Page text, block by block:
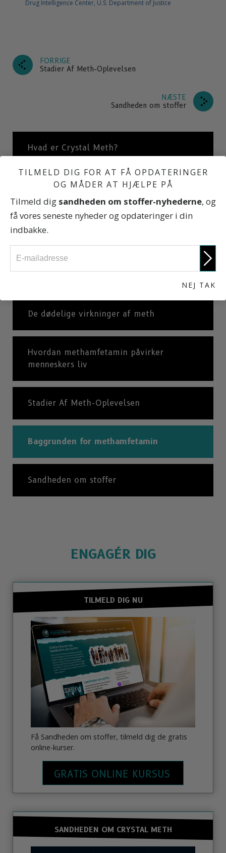
Drug Intelligence Center, U.S. Department of Justice
FORRIGE
Stadier Af Meth-Oplevelsen
NÆSTE
Sandheden om stoffer
Hvad er Crystal Meth?
Hvordan ser methamfetamin ud?
En verdensomspændende epidemi med
De dødelige virkninger af meth
Hvordan methamfetamin påvirker
menneskers liv
Stadier Af Meth-Oplevelsen
Baggrunden for methamfetamin
Sandheden om stoffer
ENGAGÉR DIG
TILMELD DIG NU
Få Sandheden om stoffer, tilmeld dig de gratis
online-kurser.
GRATIS ONLINE KURSUS
SANDHEDEN OM CRYSTAL METH
TILMELD DIG FOR AT FÅ OPDATERINGER
OG MÅDER AT HJÆLPE PÅ
Tilmeld dig sandheden om stoffer-nyhederne, og
få vores seneste nyheder og opdateringer i din
indbakke.
NEJ TAK